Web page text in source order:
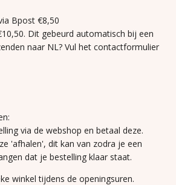
Bpost €8,50
Dit gebeurd automatisch bij een
naar NL? Vul het contactformulier
via de webshop en betaal deze.
'afhalen', dit kan van zodra je een
dat je bestelling klaar staat.
winkel tijdens de openingsuren.